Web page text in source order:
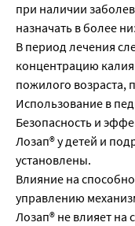
при наличии
назначать в более
В период лечения
концентрацию
пожилого возраста,
Использование в
Безопасность и
Лозап® у детей и
установлены.
Влияние на
управлению
Лозап® не влияет на